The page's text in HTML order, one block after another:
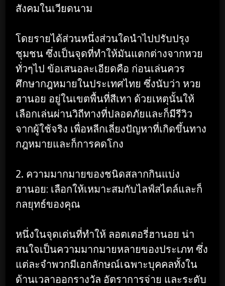
สังคมในเวียดนาม
โดยรายได้ส่วนหนึ่งส่วนใดนำไปปรับปรุง
ชุมชน ซึ่งเป็นจุดที่ทำให้มันแตกต่างจากหวย
ทั่วๆไป ข้อเสนอละเอียดคือ ก่อนเล่นควร
ศึกษากฎหมายในประเทศไทย ซึ่งนับว่า หวย
ฮานอย อยู่ในเขตพื้นที่สีเทา ด้วยเหตุนั้นให้
เลือกเล่นผ่านวิถีทางที่ปลอดภัยและก็มีรีวิว
จากผู้ใช้จริง เพื่อหลีกเลี่ยงปัญหาที่เกิดขึ้นทาง
กฎหมายและก็การคดโกง
2. ความมากมายของชนิดสลากกินแบ่ง
ฮานอย: เลือกให้เหมาะสมกับไลฟ์สไตล์และก็
กลยุทธ์ของคุณ
หนึ่งในจุดเด่นที่ทำให้ ลอตเตอรี่ฮานอย น่า
สนใจเป็นความมากมายหลายของประเภท ซึ่ง
แต่ละจำพวกมีเอกลักษณ์เฉพาะบุคคลทั้งใน
ด้านเวลาออกรางวัล อัตราการจ่าย และระดับ